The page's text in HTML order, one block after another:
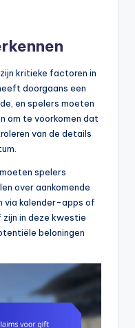
kritieke factoren in
doorgaans een
en spelers moeten
om te voorkomen dat
van de details
spelers
over aankomende
via kalender-apps of
in deze kwestie
beloningen